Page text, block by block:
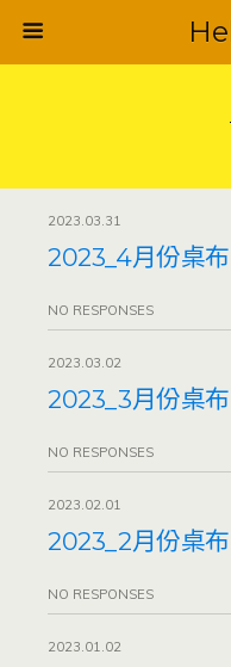
2023.03.31
2023_4月份桌布
NO RESPONSES
2023.03.02
2023_3月份桌布
NO RESPONSES
2023.02.01
2023_2月份桌布
NO RESPONSES
2023.01.02